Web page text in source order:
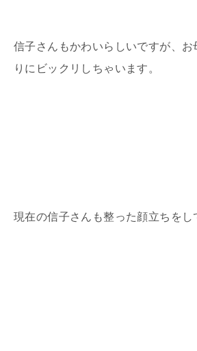
信子さんもかわいらしいですが、お
りにビックリしちゃいます。
現在の信子さんも整った顔立ちをし